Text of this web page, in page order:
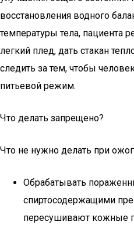
восстановления водного
температуры тела, пациента
легкий плед, дать стакан
следить за тем, чтобы
питьевой режим.
Что делать запрещено?
Что не нужно делать при
Обрабатывать
спиртосодержащими
пересушивают кожные